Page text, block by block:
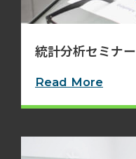
統計分析セミナ
Read More